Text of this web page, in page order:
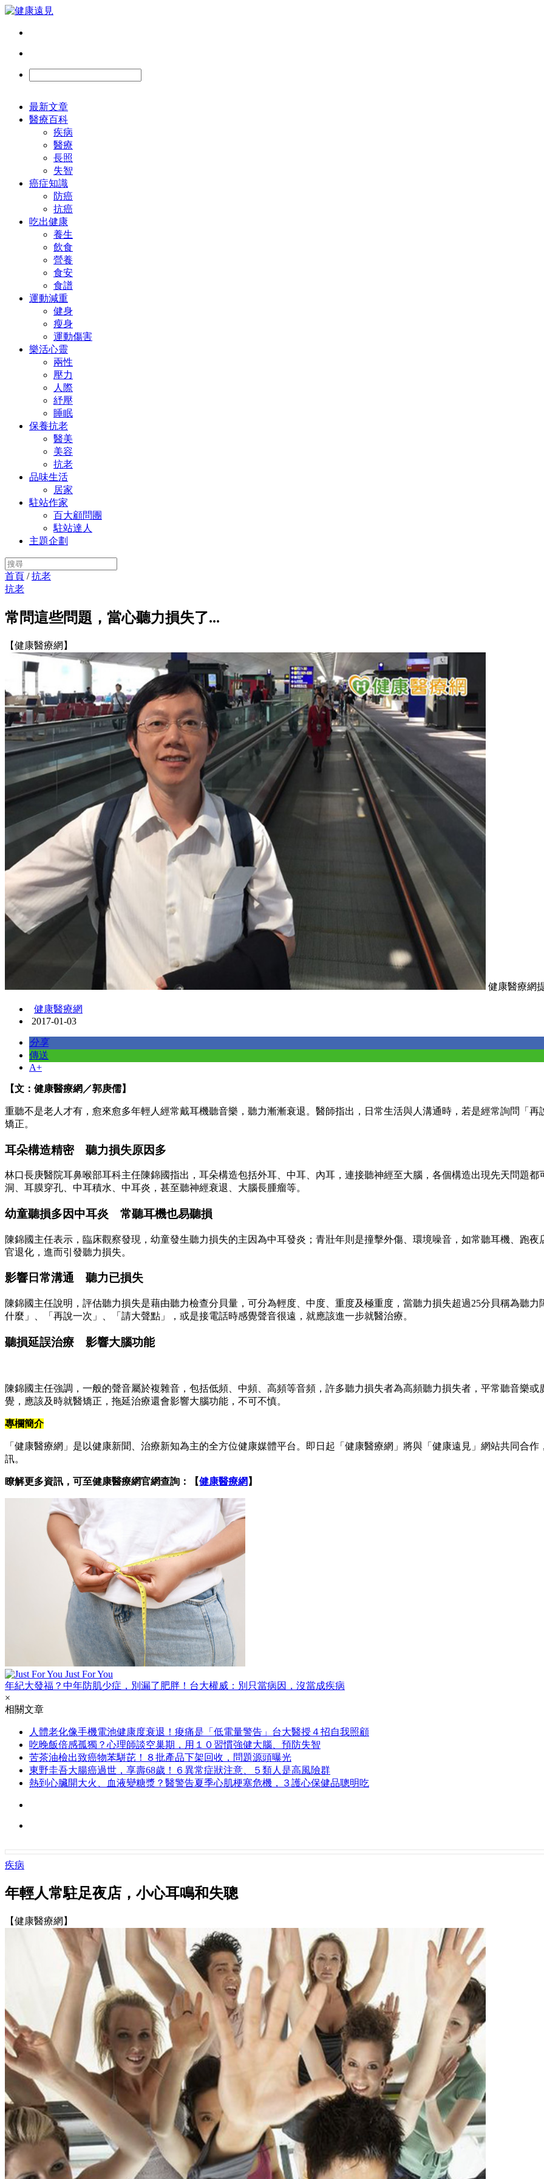
最新文章
醫療百科
疾病
醫療
長照
失智
癌症知識
防癌
抗癌
吃出健康
養生
飲食
營養
食安
食譜
運動減重
健身
瘦身
運動傷害
樂活心靈
兩性
壓力
人際
紓壓
睡眠
保養抗老
醫美
美容
抗老
品味生活
居家
駐站作家
百大顧問團
駐站達人
主題企劃
首頁 /抗老
抗老
常問這些問題，當心聽力損失了...
【健康醫療網】
健康醫療網
健康醫療網
2017-01-03
分享
傳送
A+
【文：健康醫療網／郭庚儒】
重聽不是老人才有，愈來愈多年輕人經常戴耳機聽音樂，聽力漸漸衰退。醫師指出，日常生活與人溝通時，若是經常詢問「
矯正。
耳朵構造精密 聽力損失原因多
林口長庚醫院耳鼻喉部耳科主任陳錦國指出，耳朵構造包括外耳、中耳、內耳，連接聽神經至大腦，各個構造出現先天問題
洞、耳膜穿孔、中耳積水、中耳炎，甚至聽神經衰退、大腦長腫瘤等。
幼童聽損多因中耳炎 常聽耳機也易聽損
陳錦國主任表示，臨床觀察發現，幼童發生聽力損失的主因為中耳發炎；青壯年則是撞擊外傷、環境噪音，如常聽耳機、跑
官退化，進而引發聽力損失。
影響日常溝通 聽力已損失
陳錦國主任說明，評估聽力損失是藉由聽力檢查分貝量，可分為輕度、中度、重度及極重度，當聽力損失超過25分貝稱為聽
什麼」、「再說一次」、「請大聲點」，或是接電話時感覺聲音很遠，就應該進一步就醫治療。
聽損延誤治療 影響大腦功能
陳錦國主任強調，一般的聲音屬於複雜音，包括低頻、中頻、高頻等音頻，許多聽力損失者為高頻聽力損失者，平常聽音樂
覺，應該及時就醫矯正，拖延治療還會影響大腦功能，不可不慎。
專欄簡介
「健康醫療網」是以健康新聞、治療新知為主的全方位健康媒體平台。即日起「健康醫療網」將與「健康遠見」網站共同合
訊。
瞭解更多資訊，可至健康醫療網官網查詢：【健康醫療網 】
Just For You
年紀大發福？中年防肌少症，別漏了肥胖！台大權威：別只當病因，沒當成疾病
×
相關文章
人體老化像手機電池健康度衰退！痠痛是「低電量警告」台大醫授４招自我照顧
吃晚飯倍感孤獨？心理師談空巢期，用１０習慣強健大腦、預防失智
苦茶油檢出致癌物苯駢芘！８批產品下架回收，問題源頭曝光
東野圭吾大腸癌過世，享壽68歲！６異常症狀注意、５類人是高風險群
熱到心臟開大火、血液變糖漿？醫警告夏季心肌梗塞危機，３護心保健品聰明吃
疾病
年輕人常駐足夜店，小心耳鳴和失聰
【健康醫療網】